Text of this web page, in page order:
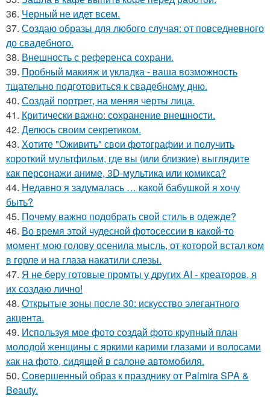
36. Черный не идет всем.
37. Создаю образы для любого случая: от повседневного
до свадебного.
38. Внешность с референса сохрани.
39. Пробный макияж и укладка - ваша возможность
тщательно подготовиться к свадебному дню.
40. Создай портрет, на меняя черты лица.
41. Критически важно: сохранение внешности.
42. Делюсь своим секретиком.
43. Хотите "Оживить" свои фотографии и получить
короткий мультфильм, где вы (или близкие) выглядите
как персонажи аниме, 3D-мультика или комикса?
44. Недавно я задумалась … какой бабушкой я хочу
быть?
45. Почему важно подобрать свой стиль в одежде?
46. Во время этой чудесной фотосессии в какой-то
момент мою голову осенила мысль, от которой встал ком
в горле и на глаза накатили слезы.
47. Я не беру готовые промты у других AI - креаторов, я
их создаю лично!
48. Открытые зоны после 30: искусство элегантного
акцента.
49. Используя мое фото создай фото крупный план
молодой женщины с яркими карими глазами и волосами
как на фото, сидящей в салоне автомобиля.
50. Совершенный образ к празднику от Palmira SPA &
Beauty.